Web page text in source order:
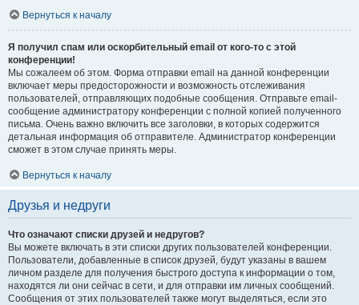
Вернуться к началу
Я получил спам или оскорбительный email от кого-то с этой
конференции!
Мы сожалеем об этом. Форма отправки email на данной конференции
включает меры предосторожности и возможность отслеживания
пользователей, отправляющих подобные сообщения. Отправьте email-
сообщение администратору конференции с полной копией полученного
письма. Очень важно включить все заголовки, в которых содержится
детальная информация об отправителе. Администратор конференции
сможет в этом случае принять меры.
Вернуться к началу
Друзья и недруги
Что означают списки друзей и недругов?
Вы можете включать в эти списки других пользователей конференции.
Пользователи, добавленные в список друзей, будут указаны в вашем
личном разделе для получения быстрого доступа к информации о том,
находятся ли они сейчас в сети, и для отправки им личных сообщений.
Сообщения от этих пользователей также могут выделяться, если это